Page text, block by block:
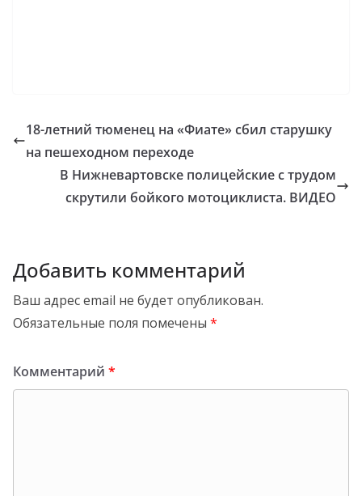
18-летний тюменец на «Фиате» сбил старушку
на пешеходном переходе
В Нижневартовске полицейские с трудом
скрутили бойкого мотоциклиста. ВИДЕО
Добавить комментарий
Ваш адрес email не будет опубликован.
Обязательные поля помечены *
Комментарий *